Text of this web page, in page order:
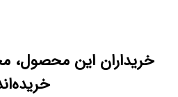
خریداران این محصول،